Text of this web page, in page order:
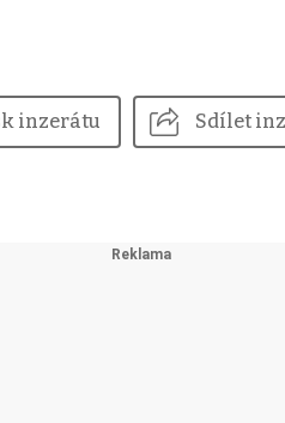
inzerátu Sdílet